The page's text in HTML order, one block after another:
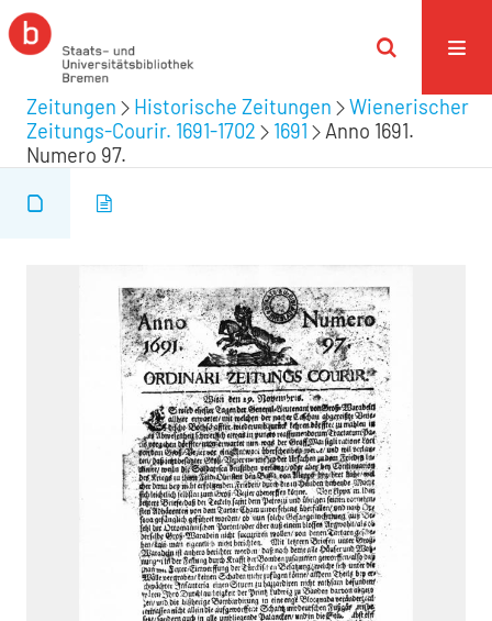
Zeitungen Historische Zeitungen
Wienerischer
Zeitungs-Courir. 1691-1702
1691
Anno 1691.
Numero 97.